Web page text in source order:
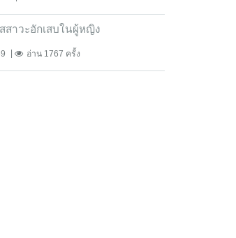
สาวะอักเสบในผู้หญิง
อ่าน 1767 ครั้ง